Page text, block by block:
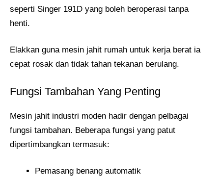
seperti Singer 191D yang boleh beroperasi tanpa
henti.
Elakkan guna mesin jahit rumah untuk kerja berat ia
cepat rosak dan tidak tahan tekanan berulang.
Fungsi Tambahan Yang Penting
Mesin jahit industri moden hadir dengan pelbagai
fungsi tambahan. Beberapa fungsi yang patut
dipertimbangkan termasuk:
Pemasang benang automatik